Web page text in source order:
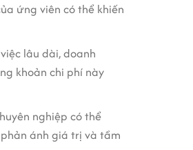
ứng viên có thể khiến
lâu dài, doanh
khoản chi phí này
nghiệp có thể
ánh giá trị và tầm